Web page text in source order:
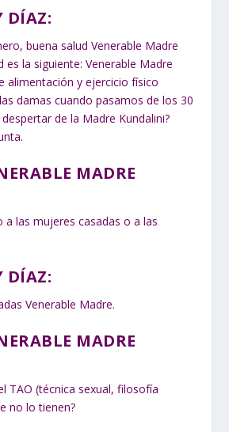
DÍAZ:
buena salud Venerable Madre
es la siguiente: Venerable Madre
alimentación y ejercicio físico
damas cuando pasamos de los 30
de la Madre Kundalini?
MADRE
a las mujeres casadas o a las
DÍAZ:
Venerable Madre.
MADRE
TAO (técnica sexual, filosofía
no lo tienen?